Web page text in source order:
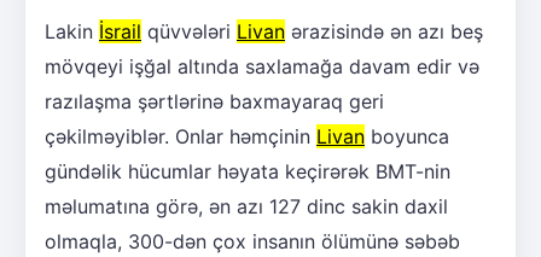
Lakin İsrail qüvvələri Livan ərazisində ən azı beş
mövqeyi işğal altında saxlamağa davam edir və
razılaşma şərtlərinə baxmayaraq geri
çəkilməyiblər. Onlar həmçinin Livan boyunca
gündəlik hücumlar həyata keçirərək BMT-nin
məlumatına görə, ən azı 127 dinc sakin daxil
olmaqla, 300-dən çox insanın ölümünə səbəb